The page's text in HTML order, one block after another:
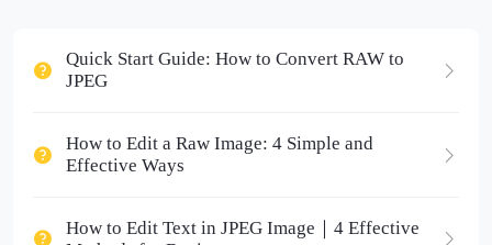
Quick Start Guide: How to Convert RAW to
JPEG
How to Edit a Raw Image: 4 Simple and
Effective Ways
How to Edit Text in JPEG Image｜4 Effective